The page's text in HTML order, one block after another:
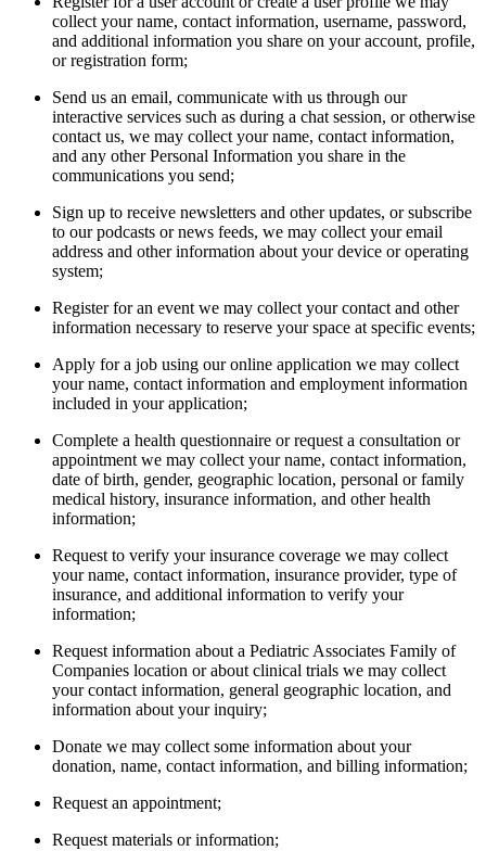
collect your name, contact information, username, password,
and additional information you share on your account, profile,
or registration form;
Send us an email, communicate with us through our
interactive services such as during a chat session, or otherwise
contact us, we may collect your name, contact information,
and any other Personal Information you share in the
communications you send;
Sign up to receive newsletters and other updates, or subscribe
to our podcasts or news feeds, we may collect your email
address and other information about your device or operating
system;
Register for an event we may collect your contact and other
information necessary to reserve your space at specific events;
Apply for a job using our online application we may collect
your name, contact information and employment information
included in your application;
Complete a health questionnaire or request a consultation or
appointment we may collect your name, contact information,
date of birth, gender, geographic location, personal or family
medical history, insurance information, and other health
information;
Request to verify your insurance coverage we may collect
your name, contact information, insurance provider, type of
insurance, and additional information to verify your
information;
Request information about a Pediatric Associates Family of
Companies location or about clinical trials we may collect
your contact information, general geographic location, and
information about your inquiry;
Donate we may collect some information about your
donation, name, contact information, and billing information;
Request an appointment;
Request materials or information;